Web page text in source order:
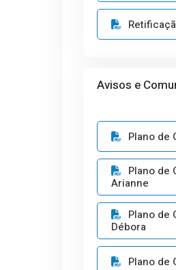
Avisos e
Plano de
Plano de
Arianne
Plano de
Débora
Plano de